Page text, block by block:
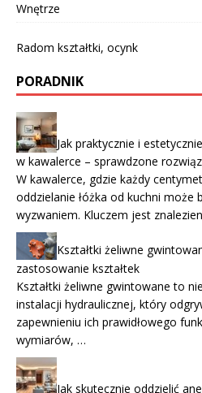
Wnętrze
Radom kształtki, ocynk
PORADNIK
Jak praktycznie i
w kawalerce – sprawdzone
W kawalerce, gdzie każdy
oddzielanie łóżka od kuchni może
wyzwaniem. Kluczem jest
Kształtki żeliwne
zastosowanie kształtek
Kształtki żeliwne gwintowane to
instalacji hydraulicznej, który
zapewnieniu ich prawidłowego
wymiarów, …
Jak skutecznie oddzielić